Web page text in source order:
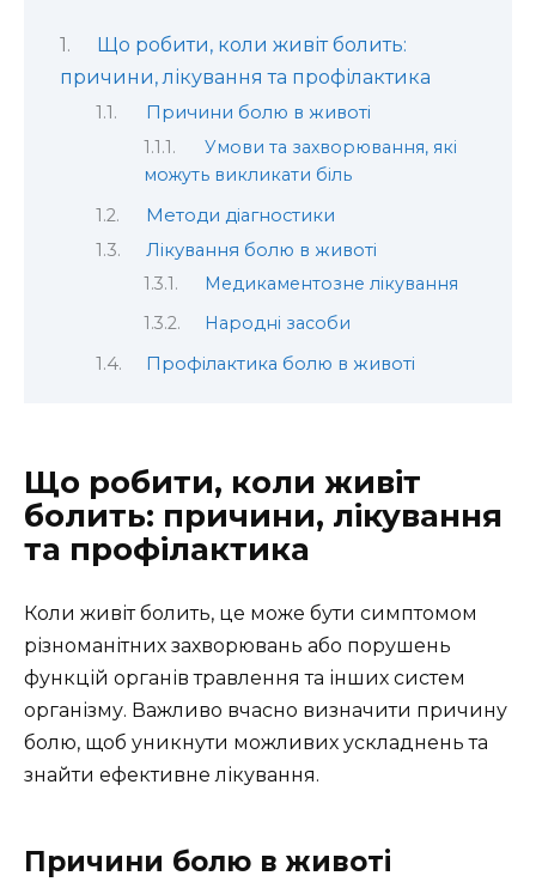
Що робити, коли живіт болить:
причини, лікування та профілактика
Причини болю в животі
Умови та захворювання, які
можуть викликати біль
Методи діагностики
Лікування болю в животі
Медикаментозне лікування
Народні засоби
Профілактика болю в животі
Що робити, коли живіт
болить: причини, лікування
та профілактика
Коли живіт болить, це може бути симптомом
різноманітних захворювань або порушень
функцій органів травлення та інших систем
організму. Важливо вчасно визначити причину
болю, щоб уникнути можливих ускладнень та
знайти ефективне лікування.
Причини болю в животі